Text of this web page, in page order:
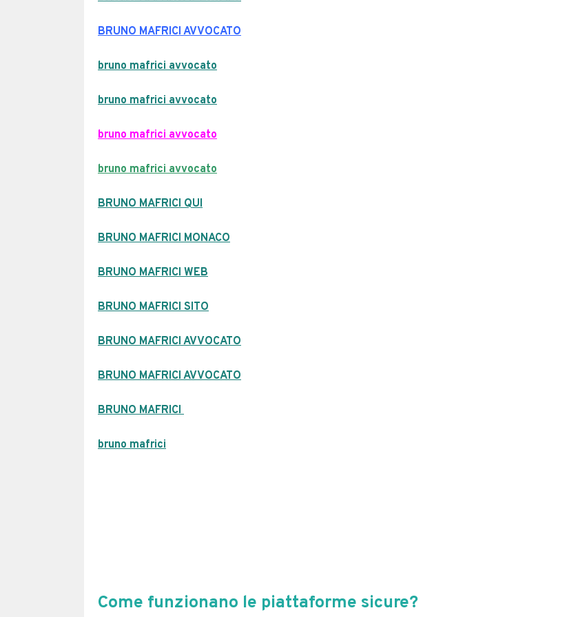
BRUNO MAFRICI AVVOCATO
bruno mafrici avvocato
bruno mafrici avvocato
bruno mafrici avvocato
bruno mafrici avvocato
BRUNO MAFRICI QUI
BRUNO MAFRICI MONACO
BRUNO MAFRICI WEB
BRUNO MAFRICI SITO
BRUNO MAFRICI AVVOCATO
BRUNO MAFRICI AVVOCATO
BRUNO MAFRICI
bruno mafrici
Come funzionano le piattaforme sicure?